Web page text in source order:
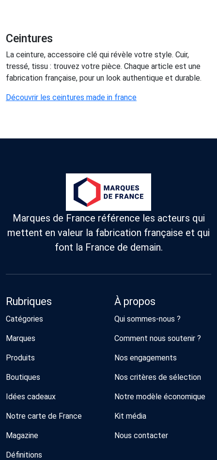
Ceintures
La ceinture, accessoire clé qui révèle votre style. Cuir,
tressé, tissu : trouvez votre pièce. Chaque article est une
fabrication française, pour un look authentique et durable.
Découvrir les ceintures made in france
Marques de France référence les acteurs qui
mettent en valeur la fabrication française et qui
font la France de demain.
Rubriques
Catégories
Marques
Produits
Boutiques
Idées cadeaux
Notre carte de France
Magazine
Définitions
À propos
Qui sommes-nous ?
Comment nous soutenir ?
Nos engagements
Nos critères de sélection
Notre modèle économique
Kit média
Nous contacter